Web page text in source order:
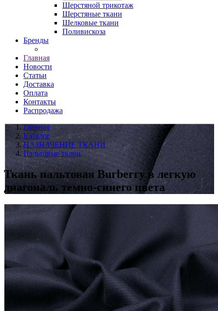
Шерстяной трикотаж
Шерстяные ткани
Шелковые ткани
Поливискоза
Бренды
Главная
Новости
Статьи
Доставка
Оплата
Контакты
Распродажа
Главная
Каталог
НАЗНАЧЕНИЕ ТКАНИ
Пальтовые ткани
Ткань пальтовая Burberry в легкую
диагональ темно-синего цвета